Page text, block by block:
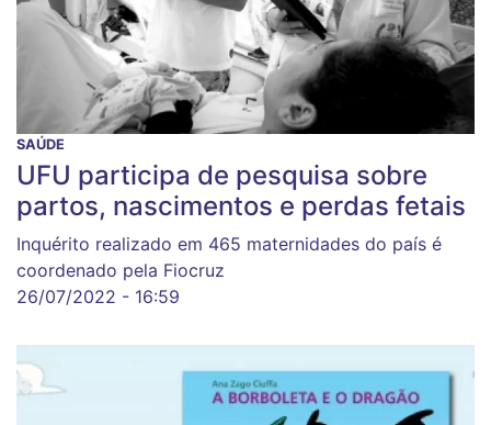
SAÚDE
UFU participa de pesquisa sobre
partos, nascimentos e perdas fetais
Inquérito realizado em 465 maternidades do país é
coordenado pela Fiocruz
26/07/2022 - 16:59